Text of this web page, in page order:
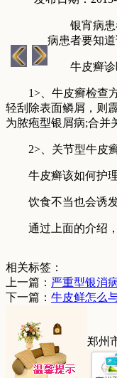
银宵病患者
病患者要知
牛皮癣诊
1>、牛皮癣检查方
轻刮除表面鳞屑，则
为脓疱型银屑病;合并
2>、关节型牛皮癣
牛皮癣该如何护理
饮食不当也会诱发
通过上面的介绍，
相关标签：
上一篇： 严重型银消
下一篇： 牛皮鲜怎么
郑州